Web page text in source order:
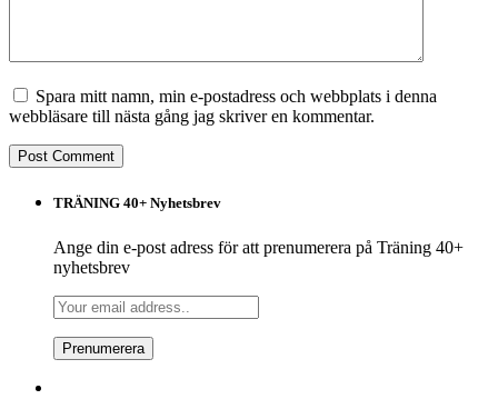
Spara mitt namn, min e-postadress och webbplats i denna
webbläsare till nästa gång jag skriver en kommentar.
TRÄNING 40+ Nyhetsbrev
Ange din e-post adress för att prenumerera på Träning 40+
nyhetsbrev